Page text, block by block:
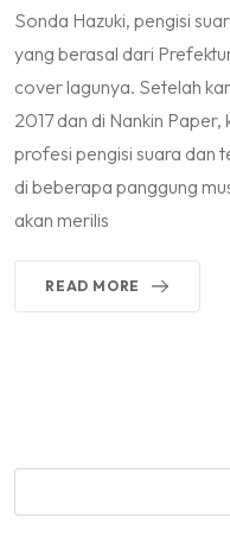
Sonda Hazuki, pengisi
yang berasal dari
cover lagunya. Setelah
2017 dan di Nankin
profesi pengisi suara dan
di beberapa panggung
akan merilis
READ MORE